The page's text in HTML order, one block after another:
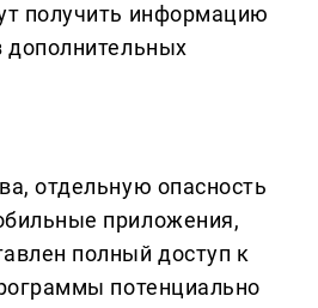
получить информацию
дополнительных
отдельную опасность
приложения,
полный доступ к
потенциально